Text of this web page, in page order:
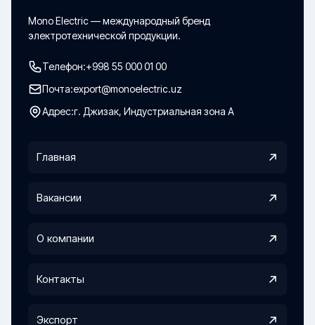
Mono Electric — международный бренд
электротехнической продукции.
Телефон:+998 55 000 01 00
Почта:export@monoelectric.uz
Адрес:г. Джизак, Индустриальная зона А
Главная
Вакансии
О компании
Контакты
Экспорт